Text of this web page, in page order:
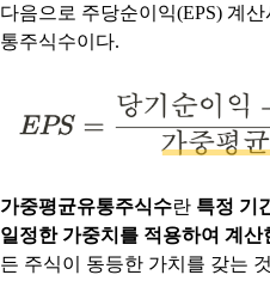
다음으로 주당순이익(EPS) 계
통주식수이다.
가중평균유통주식수란 특정 기
일정한 가중치를 적용하여 계산
든 주식이 동등한 가치를 갖는